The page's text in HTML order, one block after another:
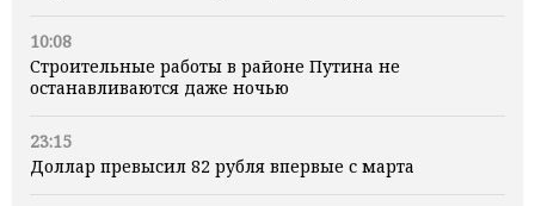
10:08
Строительные работы в районе Путина не
останавливаются даже ночью
23:15
Доллар превысил 82 рубля впервые с марта